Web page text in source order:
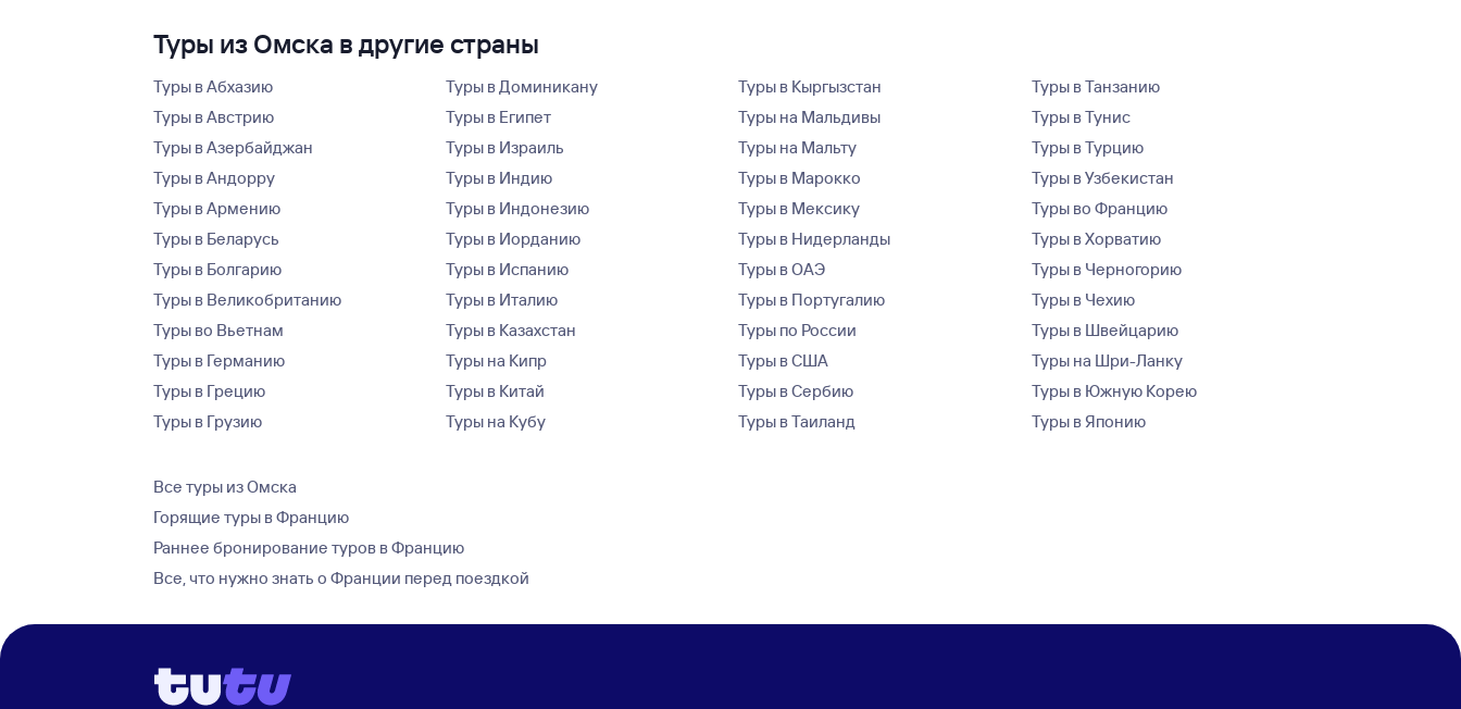
Туры из Омска в другие страны
Туры в Абхазию
Туры в Австрию
Туры в Азербайджан
Туры в Андорру
Туры в Армению
Туры в Беларусь
Туры в Болгарию
Туры в Великобританию
Туры во Вьетнам
Туры в Германию
Туры в Грецию
Туры в Грузию
Туры в Доминикану
Туры в Египет
Туры в Израиль
Туры в Индию
Туры в Индонезию
Туры в Иорданию
Туры в Испанию
Туры в Италию
Туры в Казахстан
Туры на Кипр
Туры в Китай
Туры на Кубу
Туры в Кыргызстан
Туры на Мальдивы
Туры на Мальту
Туры в Марокко
Туры в Мексику
Туры в Нидерланды
Туры в ОАЭ
Туры в Португалию
Туры по России
Туры в США
Туры в Сербию
Туры в Таиланд
Туры в Танзанию
Туры в Тунис
Туры в Турцию
Туры в Узбекистан
Туры во Францию
Туры в Хорватию
Туры в Черногорию
Туры в Чехию
Туры в Швейцарию
Туры на Шри-Ланку
Туры в Южную Корею
Туры в Японию
Все туры из Омска
Горящие туры в Францию
Раннее бронирование туров в Францию
Все, что нужно знать о Франции перед поездкой